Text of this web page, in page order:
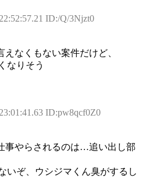
ID:/Q/3Njzt0
えなくもない案件だけど、
なりそう
ID:pw8qcf0Z0
事やらされるのは…追い出し部
いぞ、ウシジマくん臭がするし